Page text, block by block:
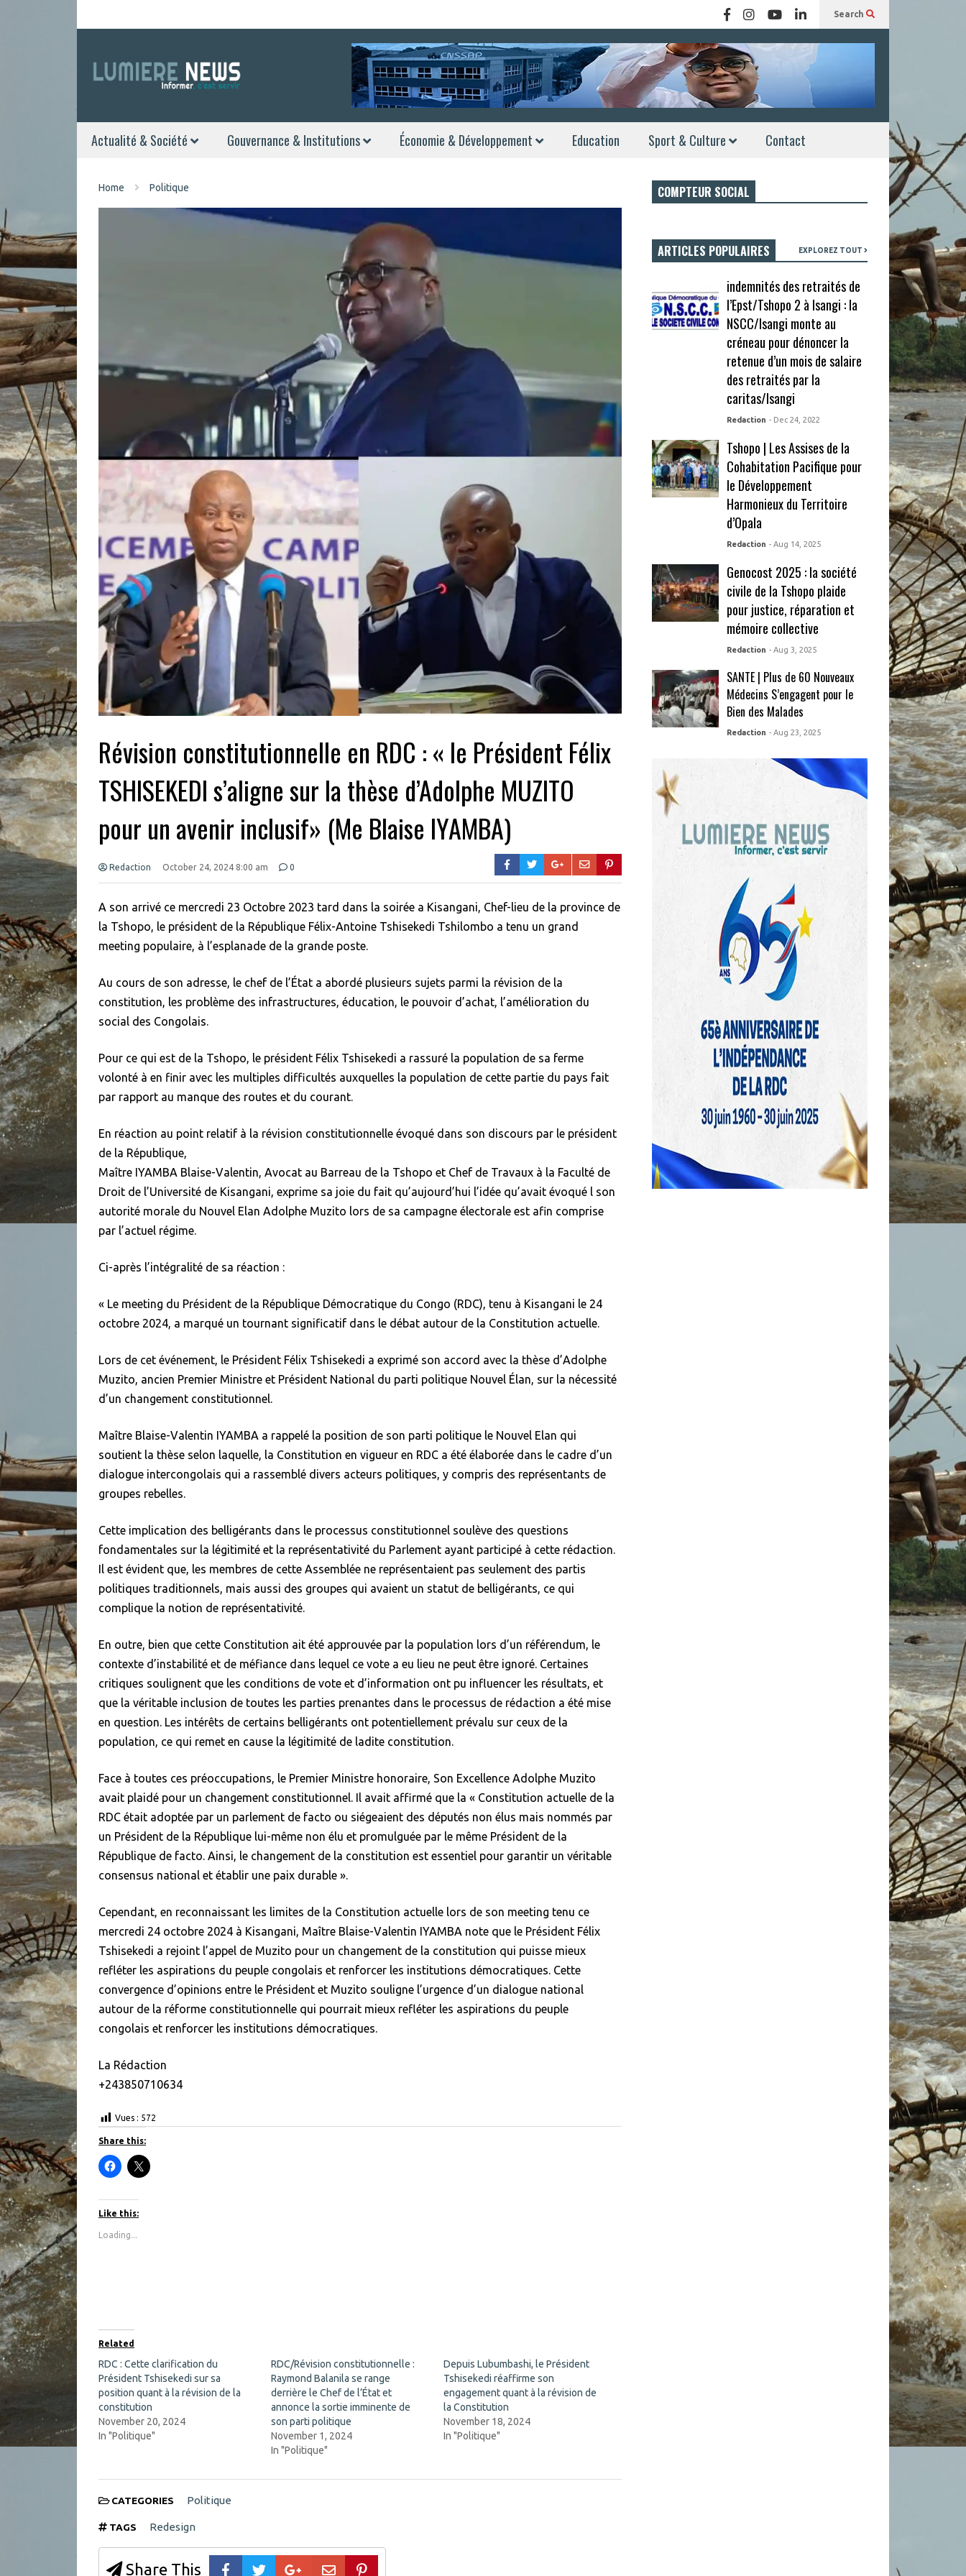
Search
Actualité & Société Gouvernance & Institutions Économie & Développement Education Sport & Culture Contact
Home Politique
Révision constitutionnelle en RDC : « le Président Félix
TSHISEKEDI s’aligne sur la thèse d’Adolphe MUZITO
pour un avenir inclusif» (Me Blaise IYAMBA)
Redaction October 24, 2024 8:00 am 0
A son arrivé ce mercredi 23 Octobre 2023 tard dans la soirée a Kisangani, Chef-lieu de la province de
la Tshopo, le président de la République Félix-Antoine Tshisekedi Tshilombo a tenu un grand
meeting populaire, à l’esplanade de la grande poste.
Au cours de son adresse, le chef de l’État a abordé plusieurs sujets parmi la révision de la
constitution, les problème des infrastructures, éducation, le pouvoir d’achat, l’amélioration du
social des Congolais.
Pour ce qui est de la Tshopo, le président Félix Tshisekedi a rassuré la population de sa ferme
volonté à en finir avec les multiples difficultés auxquelles la population de cette partie du pays fait
par rapport au manque des routes et du courant.
En réaction au point relatif à la révision constitutionnelle évoqué dans son discours par le président
de la République,
Maître IYAMBA Blaise-Valentin, Avocat au Barreau de la Tshopo et Chef de Travaux à la Faculté de
Droit de l’Université de Kisangani, exprime sa joie du fait qu’aujourd’hui l’idée qu’avait évoqué l son
autorité morale du Nouvel Elan Adolphe Muzito lors de sa campagne électorale est afin comprise
par l’actuel régime.
Ci-après l’intégralité de sa réaction :
« Le meeting du Président de la République Démocratique du Congo (RDC), tenu à Kisangani le 24
octobre 2024, a marqué un tournant significatif dans le débat autour de la Constitution actuelle.
Lors de cet événement, le Président Félix Tshisekedi a exprimé son accord avec la thèse d’Adolphe
Muzito, ancien Premier Ministre et Président National du parti politique Nouvel Élan, sur la nécessité
d’un changement constitutionnel.
Maître Blaise-Valentin IYAMBA a rappelé la position de son parti politique le Nouvel Elan qui
soutient la thèse selon laquelle, la Constitution en vigueur en RDC a été élaborée dans le cadre d’un
dialogue intercongolais qui a rassemblé divers acteurs politiques, y compris des représentants de
groupes rebelles.
Cette implication des belligérants dans le processus constitutionnel soulève des questions
fondamentales sur la légitimité et la représentativité du Parlement ayant participé à cette rédaction.
Il est évident que, les membres de cette Assemblée ne représentaient pas seulement des partis
politiques traditionnels, mais aussi des groupes qui avaient un statut de belligérants, ce qui
complique la notion de représentativité.
En outre, bien que cette Constitution ait été approuvée par la population lors d’un référendum, le
contexte d’instabilité et de méfiance dans lequel ce vote a eu lieu ne peut être ignoré. Certaines
critiques soulignent que les conditions de vote et d’information ont pu influencer les résultats, et
que la véritable inclusion de toutes les parties prenantes dans le processus de rédaction a été mise
en question. Les intérêts de certains belligérants ont potentiellement prévalu sur ceux de la
population, ce qui remet en cause la légitimité de ladite constitution.
Face à toutes ces préoccupations, le Premier Ministre honoraire, Son Excellence Adolphe Muzito
avait plaidé pour un changement constitutionnel. Il avait affirmé que la « Constitution actuelle de la
RDC était adoptée par un parlement de facto ou siégeaient des députés non élus mais nommés par
un Président de la République lui-même non élu et promulguée par le même Président de la
République de facto. Ainsi, le changement de la constitution est essentiel pour garantir un véritable
consensus national et établir une paix durable ».
Cependant, en reconnaissant les limites de la Constitution actuelle lors de son meeting tenu ce
mercredi 24 octobre 2024 à Kisangani, Maître Blaise-Valentin IYAMBA note que le Président Félix
Tshisekedi a rejoint l’appel de Muzito pour un changement de la constitution qui puisse mieux
refléter les aspirations du peuple congolais et renforcer les institutions démocratiques. Cette
convergence d’opinions entre le Président et Muzito souligne l’urgence d’un dialogue national
autour de la réforme constitutionnelle qui pourrait mieux refléter les aspirations du peuple
congolais et renforcer les institutions démocratiques.
La Rédaction
+243850710634
Vues : 572
Share this:
C
l
k
o
s
h
b
o
o
k
(
O
p
e
n
s
i
n
i
d
)
C
l
i
n
n
e
w
w
n
d
Like this:
Loading...
Related
RDC : Cette clarification du
Président Tshisekedi sur sa
position quant à la révision de la
constitution
November 20, 2024
In "Politique"
RDC/Révision constitutionnelle :
Raymond Balanila se range
derrière le Chef de l’État et
annonce la sortie imminente de
son parti politique
November 1, 2024
In "Politique"
Depuis Lubumbashi, le Président
Tshisekedi réaffirme son
engagement quant à la révision de
la Constitution
November 18, 2024
In "Politique"
CATEGORIES Politique
TAGS Redesign
Share This
COMPTEUR SOCIAL
ARTICLES POPULAIRES EXPLOREZ TOUT
indemnités des retraités de
l’Epst/Tshopo 2 à Isangi : la
NSCC/Isangi monte au
créneau pour dénoncer la
retenue d’un mois de salaire
des retraités par la
caritas/Isangi
Redaction - Dec 24, 2022
Tshopo | Les Assises de la
Cohabitation Pacifique pour
le Développement
Harmonieux du Territoire
d’Opala
Redaction - Aug 14, 2025
Genocost 2025 : la société
civile de la Tshopo plaide
pour justice, réparation et
mémoire collective
Redaction - Aug 3, 2025
SANTE | Plus de 60 Nouveaux
Médecins S’engagent pour le
Bien des Malades
Redaction - Aug 23, 2025